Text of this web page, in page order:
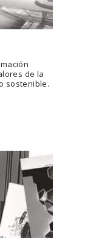
de la
sostenible.